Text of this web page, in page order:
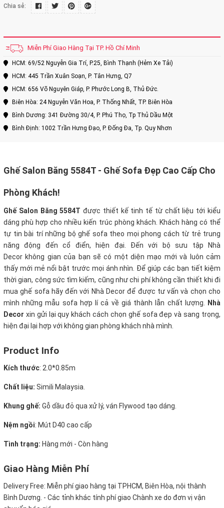
Chia sẻ:
Miễn Phí Giao Hàng Tại TP. Hồ Chí Minh
HCM: 69/52 Nguyễn Gia Trí, P.25, Bình Thạnh (Hẻm Xe Tải)
HCM: 445 Trần Xuân Soạn, P. Tân Hưng, Q7
HCM: 656 Võ Nguyên Giáp, P. Phước Long B, Thủ Đức.
Biên Hòa: 24 Nguyễn Văn Hoa, P. Thống Nhất, TP. Biên Hòa
Bình Dương: 341 Đường 30/4, P. Phú Thọ, Tp Thủ Dầu Một
Bình Định: 1002 Trần Hưng Đạo, P. Đống Đa, Tp. Quy Nhơn
Ghế Salon Băng 5584T - Ghế Sofa Đẹp Cao Cấp Cho
Phòng Khách!
Ghế Salon Băng 5584T được thiết kế tinh tế từ chất liệu tới kiểu
dáng phù hợp cho nhiều kiến trúc phòng khách. Khách hàng có thể
tự tin bài trí những bộ ghế sofa theo mọi phong cách từ trẻ trung
năng động đến cổ điển, hiện đại. Đến với bộ sưu tập Nhà
Decor không gian của bạn sẽ có một diện mạo mới và luôn cảm
thấy mới mẻ nổi bật trước mọi ánh nhìn. Để giúp các bạn tiết kiệm
thời gian, công sức tìm kiếm, cũng như chi phí không cần thiết khi đi
mua ghế sofa hãy đến với Nhà Decor để được tư vấn và chọn cho
mình những mẫu sofa hợp lí cả về giá thành lẫn chất lượng. Nhà
Decor xin gửi lại quy khách cách chọn ghế sofa đẹp và sang trọng,
hiện đại lại hợp với không gian phòng khách nhà mình.
Product Info
Kích thước: 2.0*0.85m
Chất liệu: Simili Malaysia.
Khung ghế: Gỗ dầu đỏ qua xử lý, ván Flywood tạo dáng.
Nệm ngồi: Mút D40 cao cấp
Tình trạng: Hàng mới - Còn hàng
Giao Hàng Miễn Phí
Delivery Free: Miễn phí giao hàng tại TPHCM, Biên Hòa, nội thành
Bình Dương. - Các tỉnh khác tính phí giao Chành xe do đơn vị vận